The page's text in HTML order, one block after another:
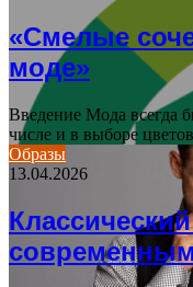
«Смелые
моде»
Введение Мода всегда
числе и в выборе
Образы
13.04.2026